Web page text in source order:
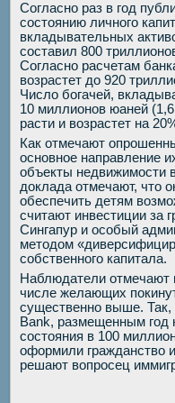
Согласно раз в год
состоянию личного
вкладывательных
составил 800
Согласно расчетам
возрастет до 920
Число богачей,
10 миллионов юаней
расти и возрастет на
Как отмечают
основное направление
объекты недвижимости
доклада отмечают, что
обеспечить детям
считают инвестиции за
Сингапур и особый
методом
собственного капитала.
Наблюдатели отмечают
числе желающих
существенно выше. Так,
Bank, размещенным год
состояния в 100
оформили гражданство
решают вопросец